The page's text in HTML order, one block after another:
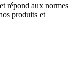
répond aux normes
produits et